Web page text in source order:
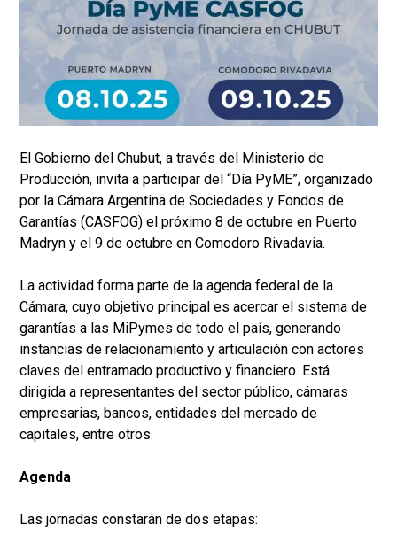
El Gobierno del Chubut, a través del Ministerio de
Producción, invita a participar del “Día PyME”, organizado
por la Cámara Argentina de Sociedades y Fondos de
Garantías (CASFOG) el próximo 8 de octubre en Puerto
Madryn y el 9 de octubre en Comodoro Rivadavia.
La actividad forma parte de la agenda federal de la
Cámara, cuyo objetivo principal es acercar el sistema de
garantías a las MiPymes de todo el país, generando
instancias de relacionamiento y articulación con actores
claves del entramado productivo y financiero. Está
dirigida a representantes del sector público, cámaras
empresarias, bancos, entidades del mercado de
capitales, entre otros.
Agenda
Las jornadas constarán de dos etapas: